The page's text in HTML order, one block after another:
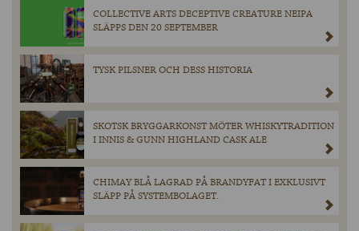
COLLECTIVE ARTS DECEPTIVE CREATURE NEIPA
SLÄPPS DEN 20 SEPTEMBER
TYSK PILSNER OCH DESS HISTORIA
SKOTSK BRYGGARKONST MÖTER WHISKYTRADITION
I INNIS & GUNN HIGHLAND CASK ALE
CHIMAY BLÅ LAGRAD PÅ BRANDYFAT I EXKLUSIVT
SLÄPP PÅ SYSTEMBOLAGET.